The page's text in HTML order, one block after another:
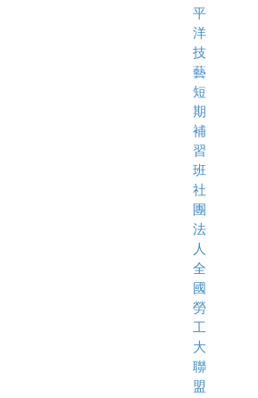
平
洋
技
藝
短
期
補
習
班
社
團
法
人
全
國
勞
工
大
聯
盟